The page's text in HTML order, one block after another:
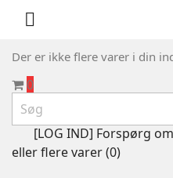

Der er ikke flere varer i din
0
[LOG IND] Forspørg
eller flere varer (0)